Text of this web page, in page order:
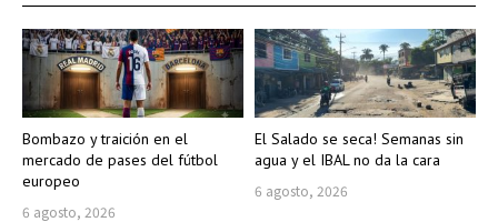
Bombazo y traición en el
mercado de pases del fútbol
europeo
6 agosto, 2026
El Salado se seca! Semanas sin
agua y el IBAL no da la cara
6 agosto, 2026